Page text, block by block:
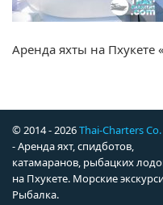
Аренда яхты на Пхукете
© 2014 - 2026Thai-Charters
- Аренда яхт, спидботов,
катамаранов, рыбацких
на Пхукете. Морские
Рыбалка.